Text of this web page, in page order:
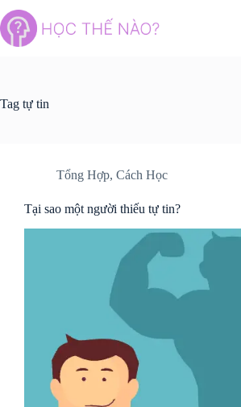
to
content
Tag tự tin
Tổng Hợp, Cách Học
Tại sao một người thiếu tự tin?